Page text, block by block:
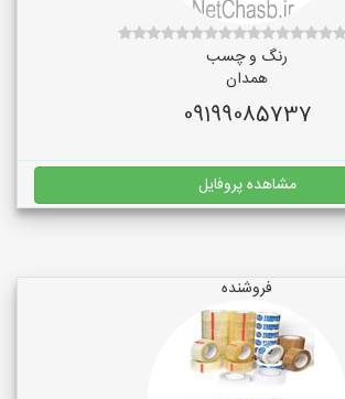
رنگ و چسب
همدان
09199085737
مشاهده پروفایل
فروشنده